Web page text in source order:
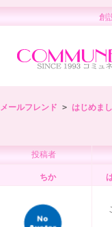
メールフレンド > はじめま
投稿者
ちか